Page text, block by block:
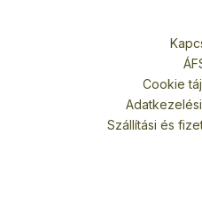
Cookie
Szállítási és